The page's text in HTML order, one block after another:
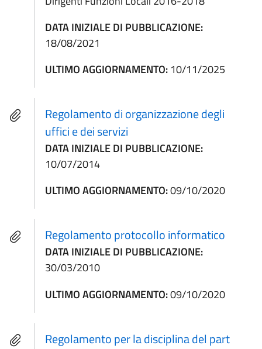
DATA INIZIALE DI PUBBLICAZIONE:
18/08/2021
ULTIMO AGGIORNAMENTO: 10/11/2025
Regolamento di organizzazione degli
uffici e dei servizi
DATA INIZIALE DI PUBBLICAZIONE:
10/07/2014
ULTIMO AGGIORNAMENTO:09/10/2020
Regolamento protocollo informatico
DATA INIZIALE DI PUBBLICAZIONE:
30/03/2010
ULTIMO AGGIORNAMENTO:09/10/2020
Regolamento per la disciplina del part